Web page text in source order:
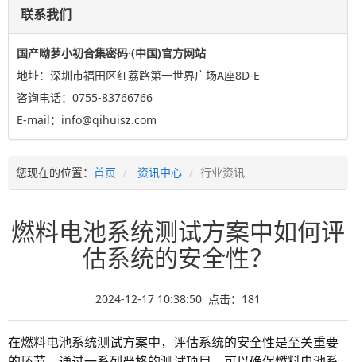
联系我们
国产呦萝小初合集密码·(中国)官方网站
地址：深圳市福田区红荔路第一世界广场A座8D-E
咨询电话：0755-83766766
E-mail：info@qihuisz.com
您现在的位置： 首页 资讯中心 行业资讯
燃料电池系统测试方案中如何评
估系统的安全性？
2024-12-17 10:38:50 点击： 181
在燃料电池系统测试方案中，评估系统的安全性是至关重要